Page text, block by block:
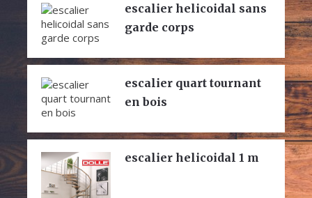
escalier helicoidal sans
garde corps
escalier quart tournant
en bois
escalier helicoidal 1 m